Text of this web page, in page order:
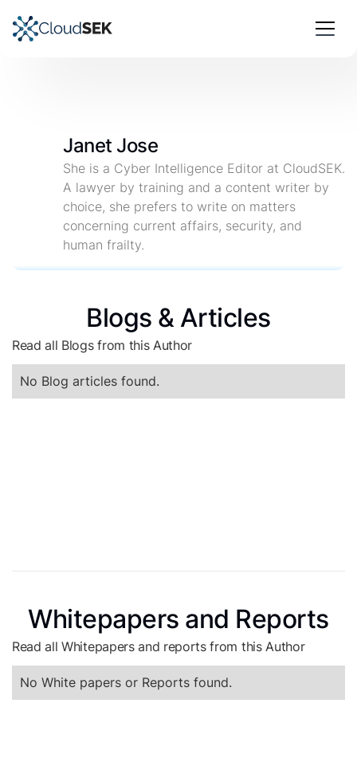
Janet Jose
She is a Cyber Intelligence Editor at CloudSEK.
A lawyer by training and a content writer by
choice, she prefers to write on matters
concerning current affairs, security, and
human frailty.
Blogs & Articles
Read all Blogs from this Author
No Blog articles found.
Whitepapers and Reports
Read all Whitepapers and reports from this Author
No White papers or Reports found.